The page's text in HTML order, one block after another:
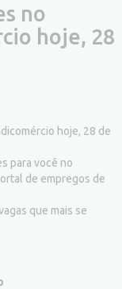
no
hoje, 28
para você no
de empregos de
que mais se